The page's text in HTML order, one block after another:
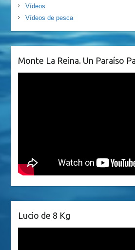
Vídeos
Vídeos de pesca
Monte La Reina. Un Paraíso
Lucio de 8 Kg